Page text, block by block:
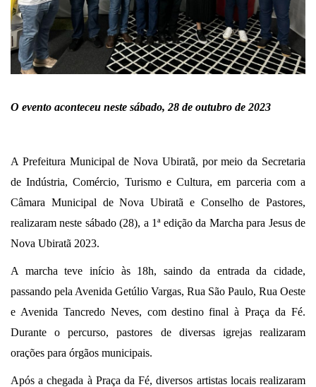
O evento aconteceu neste sábado, 28 de outubro de 2023
A Prefeitura Municipal de Nova Ubiratã, por meio da Secretaria
de Indústria, Comércio, Turismo e Cultura, em parceria com a
Câmara Municipal de Nova Ubiratã e Conselho de Pastores,
realizaram neste sábado (28), a 1ª edição da Marcha para Jesus de
Nova Ubiratã 2023.
A marcha teve início às 18h, saindo da entrada da cidade,
passando pela Avenida Getúlio Vargas, Rua São Paulo, Rua Oeste
e Avenida Tancredo Neves, com destino final à Praça da Fé.
Durante o percurso, pastores de diversas igrejas realizaram
orações para órgãos municipais.
Após a chegada à Praça da Fé, diversos artistas locais realizaram